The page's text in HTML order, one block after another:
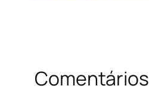
Comentários